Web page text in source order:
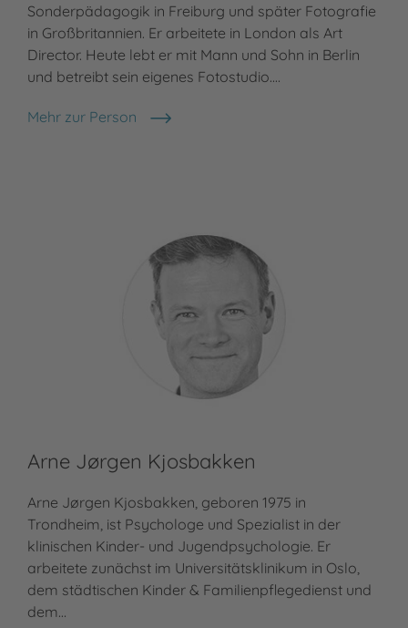
Sonderpädagogik in Freiburg und später Fotografie
in Großbritannien. Er arbeitete in London als Art
Director. Heute lebt er mit Mann und Sohn in Berlin
und betreibt sein eigenes Fotostudio.…
Mehr zur Person
Jan von Holleben
Arne Jørgen Kjosbakken
Arne Jørgen Kjosbakken, geboren 1975 in
Trondheim, ist Psychologe und Spezialist in der
klinischen Kinder- und Jugendpsychologie. Er
arbeitete zunächst im Universitätsklinikum in Oslo,
dem städtischen Kinder & Familienpflegedienst und
dem…